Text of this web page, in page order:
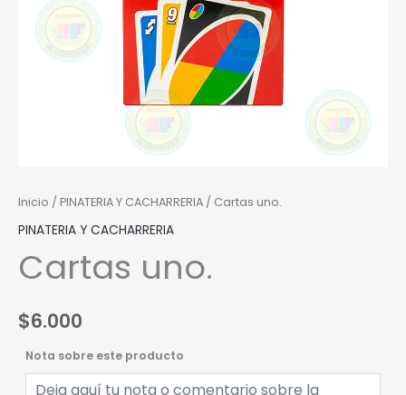
Inicio / PINATERIA Y CACHARRERIA / Cartas uno.
PINATERIA Y CACHARRERIA
Cartas uno.
$6.000
Nota sobre este producto